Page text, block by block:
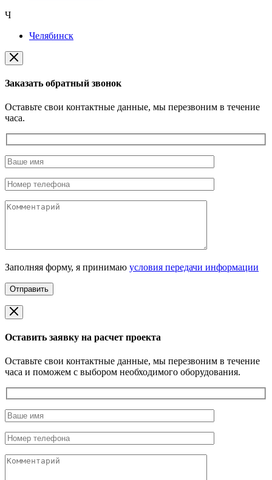
Ч
Челябинск
Заказать обратный звонок
Оставьте свои контактные данные, мы перезвоним в течение
часа.
Заполняя форму, я принимаю условия передачи информации
Оставить заявку на расчет проекта
Оставьте свои контактные данные, мы перезвоним в течение
часа и поможем с выбором необходимого оборудования.